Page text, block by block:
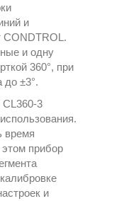
и
CONDTROL .
и одну
360°, при
до ±3°.
3
время
прибор
и